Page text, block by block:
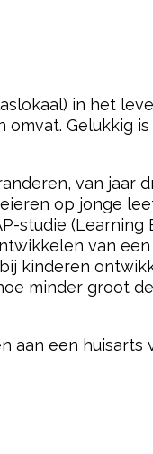
in het
Gelukkig
van jaar
op jonge
studie (Learning
van
kinderen
minder groot
aan een